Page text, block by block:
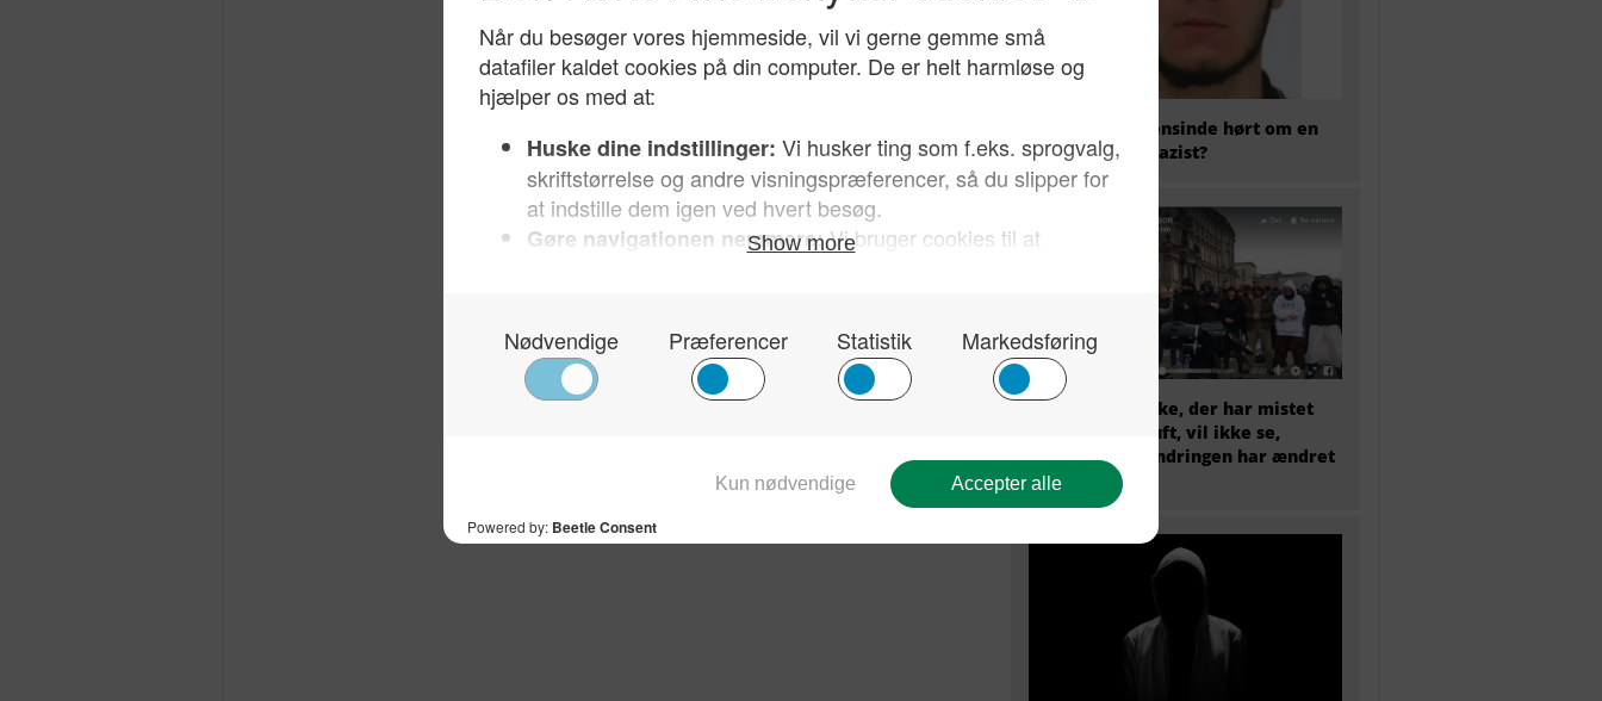
Hvem har nogensinde hørt om en
radikaliseret nazist?
Kun et menneske, der har mistet
sin sunde fornuft, vil ikke se,
hvordan indvandringen har ændret
Danmark